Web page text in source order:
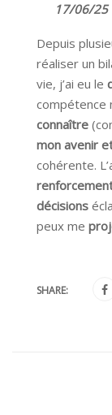
17/06/25
Depuis
réaliser un
vie, j’ai eu le
compétence
connaître
mon avenir
cohérente.
décisions
peux me
SHARE: